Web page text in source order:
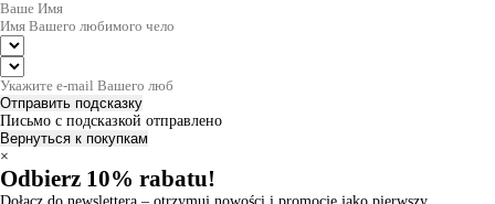
Отправить подсказку
Письмо с подсказкой отправлено
Вернуться к покупкам
×
Odbierz 10% rabatu!